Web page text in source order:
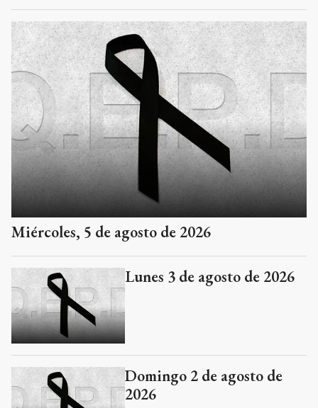
Miércoles, 5 de agosto de 2026
Lunes 3 de agosto de 2026
Domingo 2 de agosto de
2026